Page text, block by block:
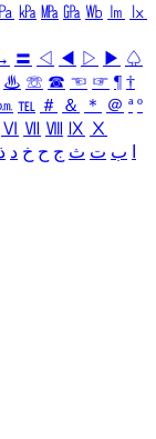
㎩ ㎪ ㎫ ㎬ ㏝ ㏐
㏓
〓 ◁ ◀ ▷ ▶ ♤
♨ ☏ ☎ ☜ ☞ ¶ †
℡ ＃ ＆ ＊ ＠ ª º
Ⅵ Ⅶ Ⅷ Ⅸ Ⅹ
ب ت ث ج ح خ د ذ